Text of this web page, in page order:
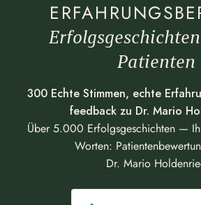
Patienten
300 Echte Stimmen, echte
feedback zu Dr. Mario
Über 5.000 Erfolgs­ge­schichten —
Worten:
Dr. Mario